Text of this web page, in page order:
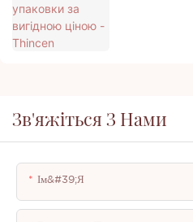
Зв'яжіться З Нами
Ім&#39;я